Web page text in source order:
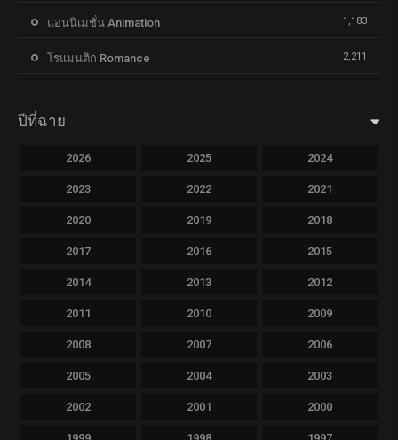
แอนนิเมชั่น Animation 1,183
โรแมนติก Romance 2,211
ปีที่ฉาย
2026 2025 2024
2023 2022 2021
2020 2019 2018
2017 2016 2015
2014 2013 2012
2011 2010 2009
2008 2007 2006
2005 2004 2003
2002 2001 2000